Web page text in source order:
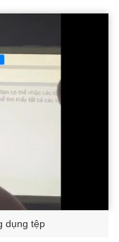
dụng tệp